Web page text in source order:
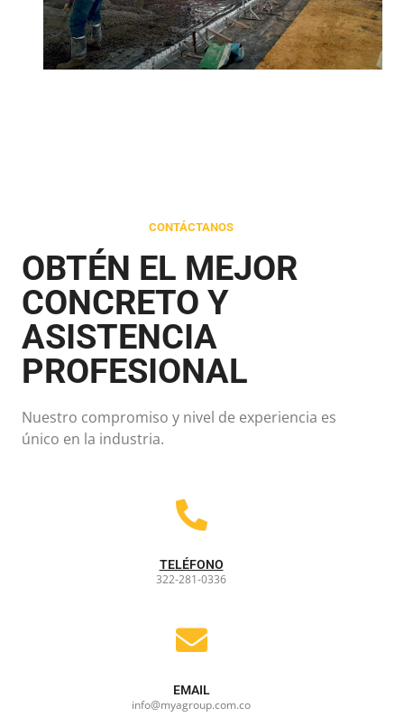
CONTÁCTANOS
OBTÉN EL MEJOR
CONCRETO Y
ASISTENCIA
PROFESIONAL
Nuestro compromiso y nivel de experiencia es
único en la industria.
TELÉFONO
322-281-0336
EMAIL
info@myagroup.com.co